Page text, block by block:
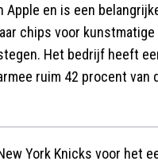
en is een
chips voor
Het bedrijf heeft
ruim 42 procent van
York Knicks voor het